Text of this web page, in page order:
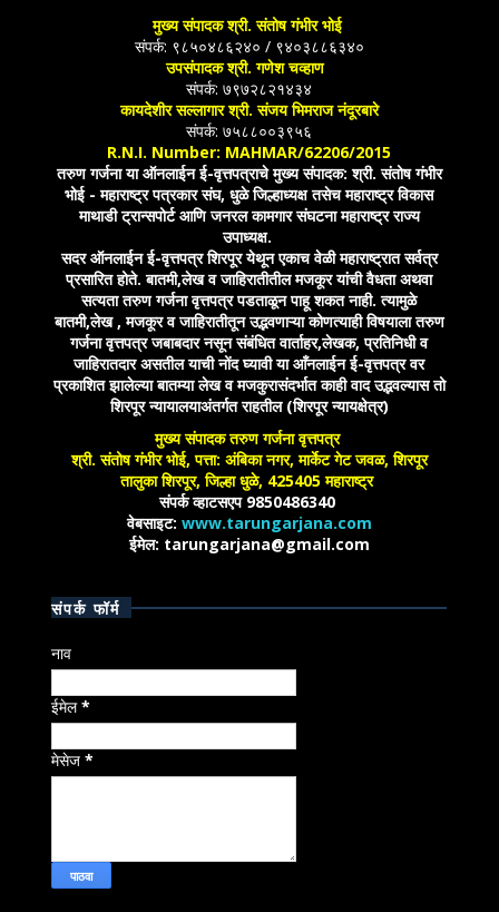
मुख्य संपादक श्री. संतोष गंभीर भोई
संपर्क: ९८५०४८६२४० / ९४०३८८६३४०
उपसंपादक श्री. गणेश चव्हाण
संपर्क: ७९७२८२१४३४
कायदेशीर सल्लागार श्री. संजय भिमराज नंदूरबारे
संपर्क: ७५८८००३९५६
R.N.I. Number: MAHMAR/62206/2015
तरुण गर्जना या ऑनलाईन ई-वृत्तपत्राचे मुख्य संपादक: श्री. संतोष गंभीर
भोई - महाराष्ट्र पत्रकार संघ, धुळे जिल्हाध्यक्ष तसेच महाराष्ट्र विकास
माथाडी ट्रान्सपोर्ट आणि जनरल कामगार संघटना महाराष्ट्र राज्य
उपाध्यक्ष.
सदर ऑनलाईन ई-वृत्तपत्र शिरपूर येथून एकाच वेळी महाराष्ट्रात सर्वत्र
प्रसारित होते. बातमी,लेख व जाहिरातीतील मजकूर यांची वैधता अथवा
सत्यता तरुण गर्जना वृत्तपत्र पडताळून पाहू शकत नाही. त्यामुळे
बातमी,लेख , मजकूर व जाहिरातीतून उद्भवणाऱ्या कोणत्याही विषयाला तरुण
गर्जना वृत्तपत्र जबाबदार नसून संबंधित वार्ताहर,लेखक, प्रतिनिधी व
जाहिरातदार असतील याची नोंद घ्यावी या आँनलाईन ई-वृत्तपत्र वर
प्रकाशित झालेल्या बातम्या लेख व मजकुरासंदर्भात काही वाद उद्भवल्यास तो
शिरपूर न्यायालयाअंतर्गत राहतील (शिरपूर न्यायक्षेत्र)
मुख्य संपादक तरुण गर्जना वृत्तपत्र
श्री. संतोष गंभीर भोई, पत्ता: अंबिका नगर, मार्केट गेट जवळ, शिरपूर
तालुका शिरपूर, जिल्हा धुळे, 425405 महाराष्ट्र
संपर्क व्हाटसएप 9850486340
वेबसाइट: www.tarungarjana.com
ईमेल: tarungarjana@gmail.com
संपर्क फॉर्म
नाव
ईमेल*
मेसेज*